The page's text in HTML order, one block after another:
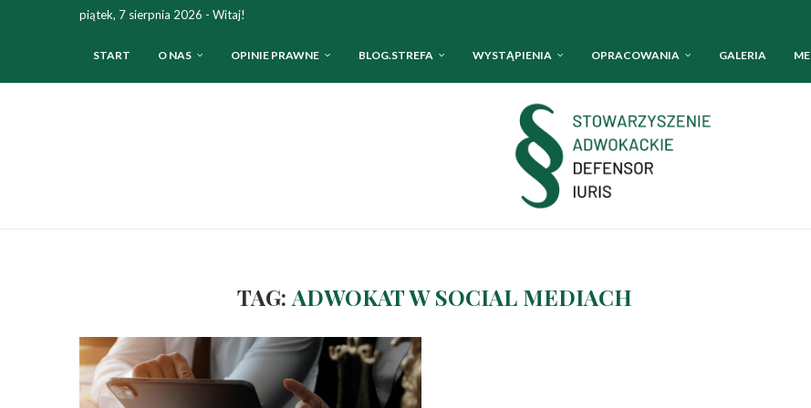
piątek, 7 sierpnia 2026 - Witaj!
START O NAS OPINIE PRAWNE BLOG.STREFA WYSTĄPIENIA OPRACOWANIA GALERIA
TAG:ADWOKAT W SOCIAL MEDIACH